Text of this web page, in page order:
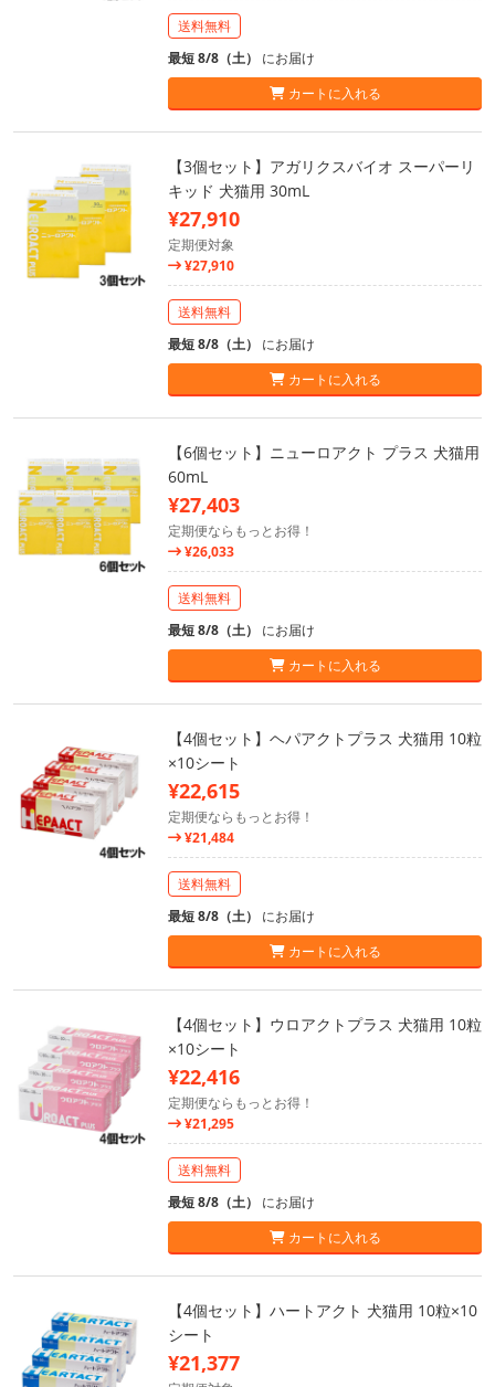
送料無料
最短 8/8（土） にお届け
カートに入れる
【3個セット】アガリクスバイオ スーパーリ
キッド 犬猫用 30mL
¥27,910
定期便対象
¥27,910
送料無料
最短 8/8（土） にお届け
カートに入れる
【6個セット】ニューロアクト プラス 犬猫用
60mL
¥27,403
定期便ならもっとお得！
¥26,033
送料無料
最短 8/8（土） にお届け
カートに入れる
【4個セット】ヘパアクトプラス 犬猫用 10粒
×10シート
¥22,615
定期便ならもっとお得！
¥21,484
送料無料
最短 8/8（土） にお届け
カートに入れる
【4個セット】ウロアクトプラス 犬猫用 10粒
×10シート
¥22,416
定期便ならもっとお得！
¥21,295
送料無料
最短 8/8（土） にお届け
カートに入れる
【4個セット】ハートアクト 犬猫用 10粒×10
シート
¥21,377